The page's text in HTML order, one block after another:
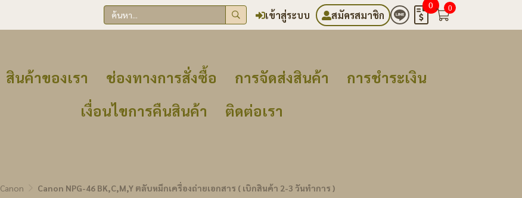
เข้าสู่ระบบ สมัครสมาชิก
0 0
สินค้าของเรา ช่องทางการสั่งซื้อ การจัดส่งสินค้า
การชำระเงิน
เงื่อนไขการคืนสินค้า
ติดต่อเรา
Canon Canon NPG-46 BK,C,M,Y ตลับหมึกเครื่องถ่ายเอกสาร ( เบิกสินค้า 2-3 วันทำการ )